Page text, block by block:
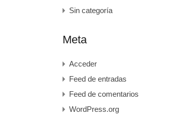
Sin categoría
Meta
Acceder
Feed de entradas
Feed de comentarios
WordPress.org